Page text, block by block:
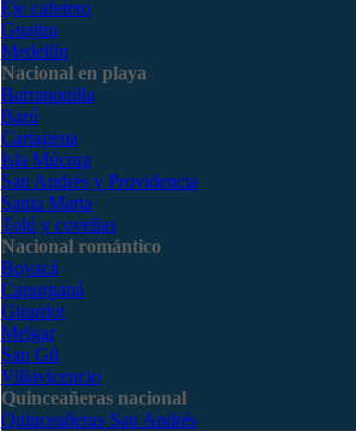
Eje cafetero
Guajira
Medellín
Nacional en playa
Barranquilla
Barú
Cartagena
Isla Múcura
San Andrés y Providencia
Santa Marta
Tolú y coveñas
Nacional romántico
Boyacá
Capurganá
Girardot
Melgar
San Gil
Villavicencio
Quinceañeras nacional
Quinceañeras San Andrés